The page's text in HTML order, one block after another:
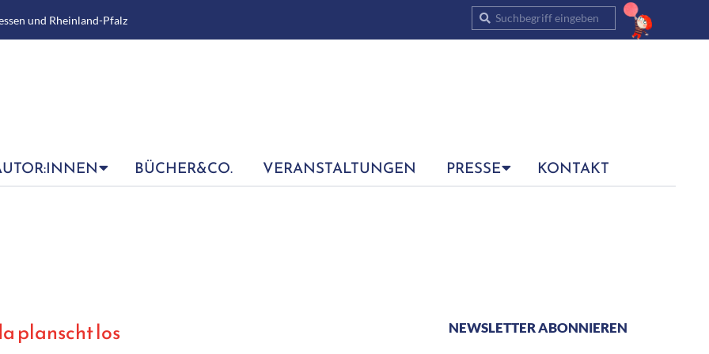
und Rheinland-Pfalz
Suche
BÜCHER&CO. VERANSTALTUNGEN PRESSE KONTAKT
planscht los NEWSLETTER ABONNIEREN